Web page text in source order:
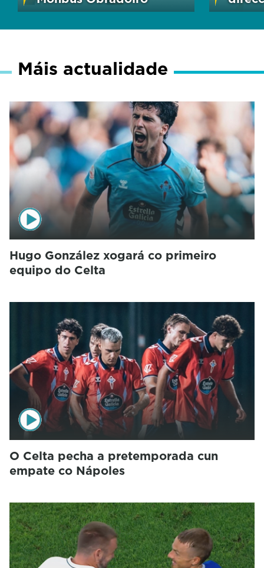
Máis actualidade
Hugo González xogará co primeiro
equipo do Celta
O Celta pecha a pretemporada cun
empate co Nápoles